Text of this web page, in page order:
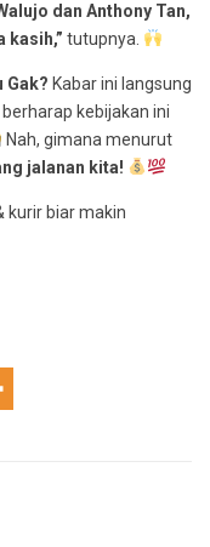
dan Anthony Tan,
kasih,” tutupnya.
Gak? Kabar ini langsung
kebijakan ini
Nah, gimana menurut
jalanan kita!
kurir biar makin